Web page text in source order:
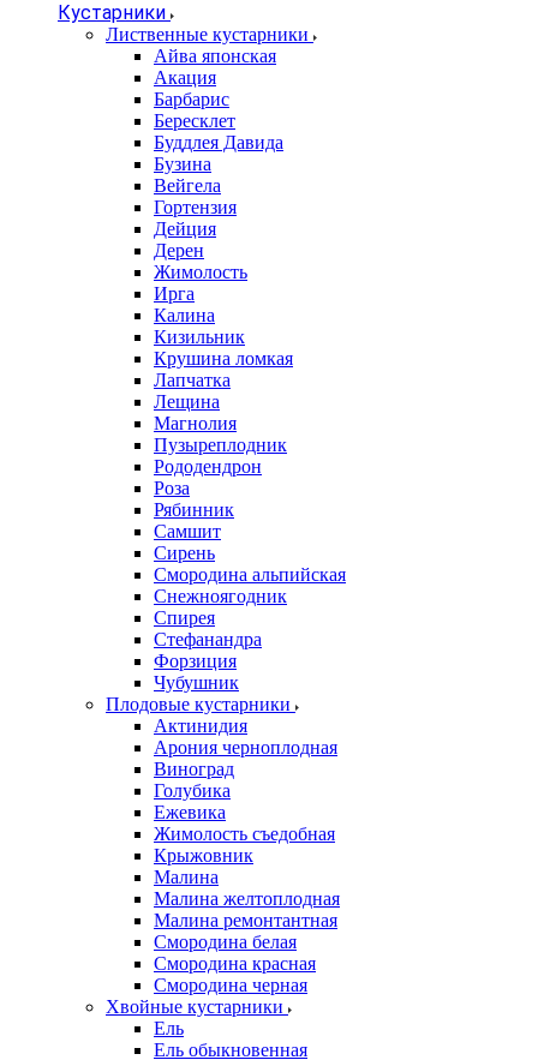
Кустарники
Лиственные кустарники
Айва японская
Акация
Барбарис
Бересклет
Буддлея Давида
Бузина
Вейгела
Гортензия
Дейция
Дерен
Жимолость
Ирга
Калина
Кизильник
Крушина ломкая
Лапчатка
Лещина
Магнолия
Пузыреплодник
Рододендрон
Роза
Рябинник
Самшит
Сирень
Смородина альпийская
Снежноягодник
Спирея
Стефанандра
Форзиция
Чубушник
Плодовые кустарники
Актинидия
Арония черноплодная
Виноград
Голубика
Ежевика
Жимолость съедобная
Крыжовник
Малина
Малина желтоплодная
Малина ремонтантная
Смородина белая
Смородина красная
Смородина черная
Хвойные кустарники
Ель
Ель обыкновенная